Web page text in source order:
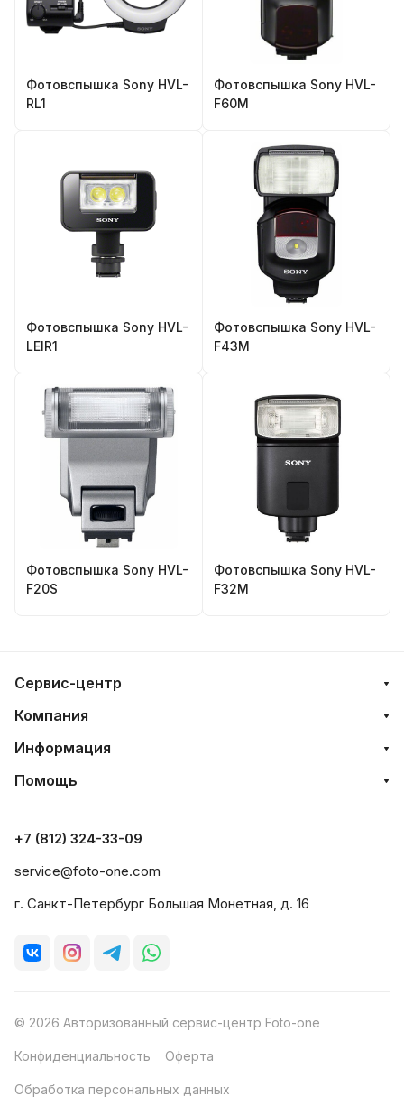
Фотовспышка Sony HVL-
RL1
Фотовспышка Sony HVL-
F60M
Фотовспышка Sony HVL-
LEIR1
Фотовспышка Sony HVL-
F43M
Фотовспышка Sony HVL-
F20S
Фотовспышка Sony HVL-
F32M
Сервис-центр
Компания
Информация
Помощь
+7 (812) 324-33-09
service@foto-one.com
г. Санкт-Петербург Большая Монетная, д. 16
© 2026 Авторизованный сервис-центр Foto-one
Конфиденциальность Оферта
Обработка персональных данных